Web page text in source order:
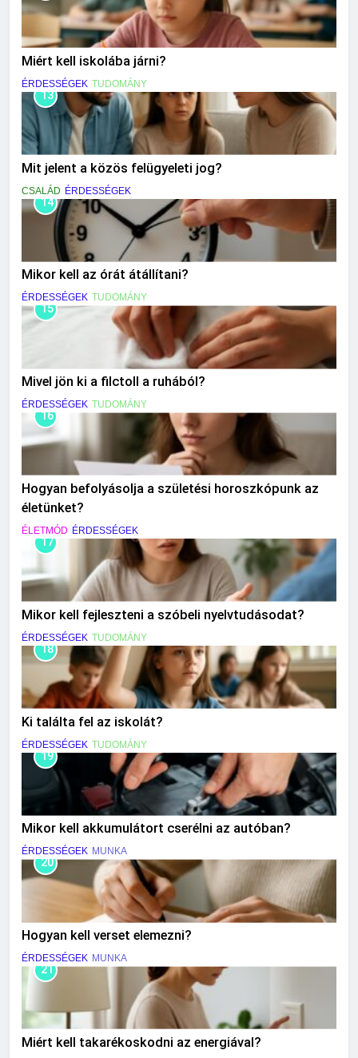
Miért kell iskolába járni?
ÉRDESSÉGEK TUDOMÁNY
13
Mit jelent a közös felügyeleti jog?
CSALÁD ÉRDESSÉGEK
14
Mikor kell az órát átállítani?
ÉRDESSÉGEK TUDOMÁNY
15
Mivel jön ki a filctoll a ruhából?
ÉRDESSÉGEK TUDOMÁNY
16
Hogyan befolyásolja a születési horoszkópunk az
életünket?
ÉLETMÓD ÉRDESSÉGEK
17
Mikor kell fejleszteni a szóbeli nyelvtudásodat?
ÉRDESSÉGEK TUDOMÁNY
18
Ki találta fel az iskolát?
ÉRDESSÉGEK TUDOMÁNY
19
Mikor kell akkumulátort cserélni az autóban?
ÉRDESSÉGEK MUNKA
20
Hogyan kell verset elemezni?
ÉRDESSÉGEK MUNKA
21
Miért kell takarékoskodni az energiával?